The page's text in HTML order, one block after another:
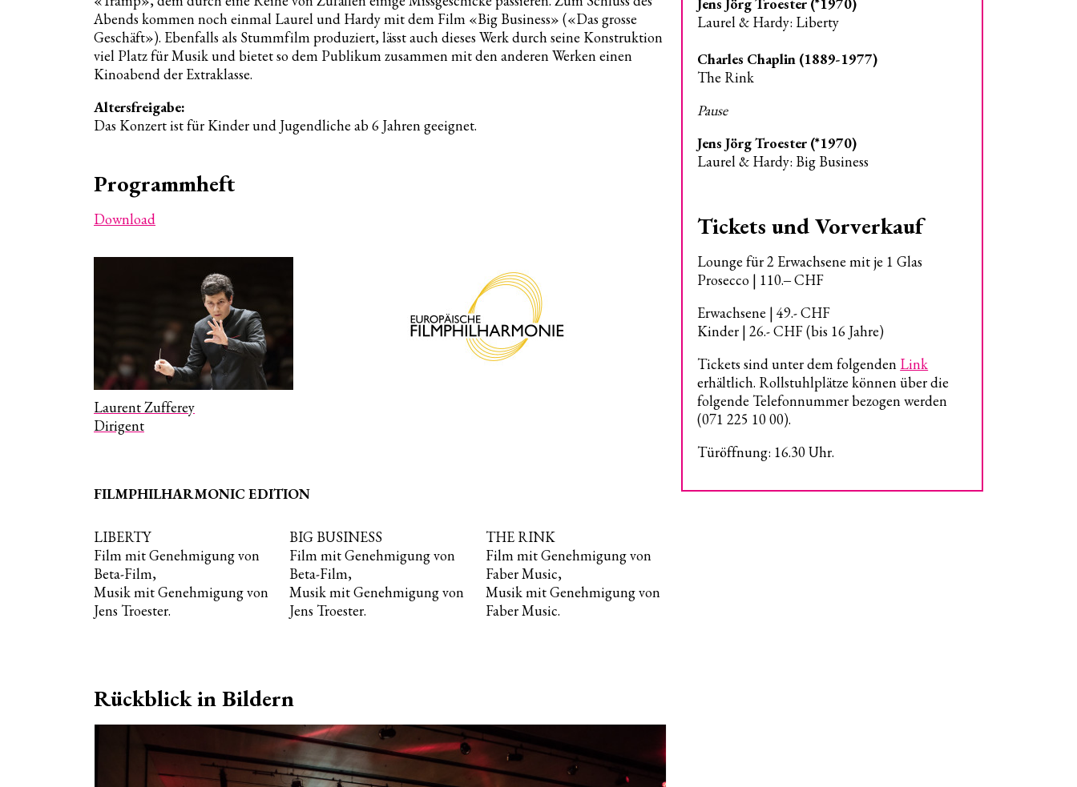
Abends kommen noch einmal Laurel und Hardy mit dem Film «Big Business» («Das grosse
Geschäft»). Ebenfalls als Stummfilm produziert, lässt auch dieses Werk durch seine Konstruktion
viel Platz für Musik und bietet so dem Publikum zusammen mit den anderen Werken einen
Kinoabend der Extraklasse.
Altersfreigabe:
Das Konzert ist für Kinder und Jugendliche ab 6 Jahren geeignet.
Programmheft
Download
Laurent Zufferey
Dirigent
FILMPHILHARMONIC EDITION
LIBERTY
Film mit Genehmigung von
Beta-Film,
Musik mit Genehmigung von
Jens Troester.
BIG BUSINESS
Film mit Genehmigung von
Beta-Film,
Musik mit Genehmigung von
Jens Troester.
THE RINK
Film mit Genehmigung von
Faber Music,
Musik mit Genehmigung von
Faber Music.
Rückblick in Bildern
Laurel & Hardy: Liberty
Charles Chaplin (1889-1977)
The Rink
Pause
Jens Jörg Troester (*1970)
Laurel & Hardy: Big Business
Tickets und Vorverkauf
Lounge für 2 Erwachsene mit je 1 Glas
Prosecco | 110.‒ CHF
Erwachsene | 49.- CHF
Kinder | 26.- CHF (bis 16 Jahre)
Tickets sind unter dem folgenden Link
erhältlich. Rollstuhlplätze können über die
folgende Telefonnummer bezogen werden
(071 225 10 00).
Türöffnung: 16.30 Uhr.